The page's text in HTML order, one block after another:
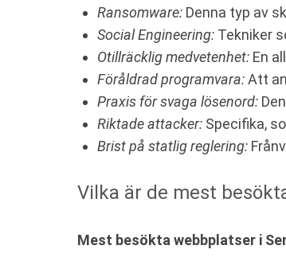
Ransomware: Denna typ av
Social Engineering: Tekniker
Otillräcklig medvetenhet: En
Föråldrad programvara:Att
Praxis för svaga lösenord:
Riktade attacker: Specifika,
Brist på statlig reglering:
Vilka är de mest
Mest besökta webbplatser i